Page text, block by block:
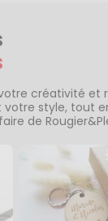
créativité et
votre style, tout
de